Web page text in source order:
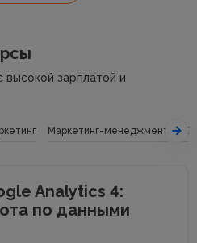
зарплатой и
Маркетинг-менеджмент
Analytics 4:
по данными